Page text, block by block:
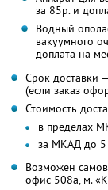
за 85р. и
Водный
вакуумного
доплата на
Срок доставки
(если заказ
Стоимость
в пределах
за МКАД до
Возможен
офис 508а, м.